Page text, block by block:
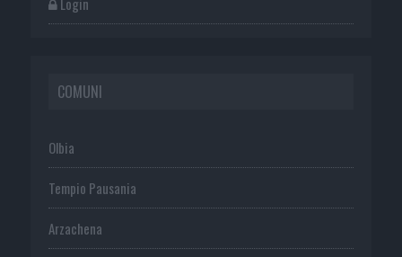
COMUNI
Olbia
Tempio Pausania
Arzachena